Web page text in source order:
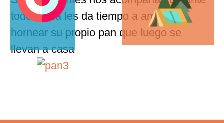
todo el día les da tiempo a amasar y
hornear su propio pan que luego se
llevan a casa